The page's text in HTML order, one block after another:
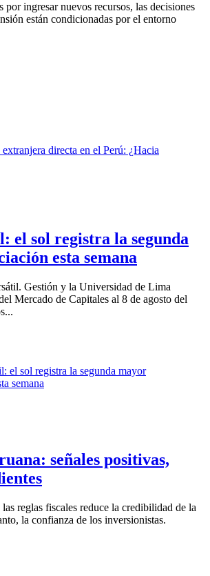
por ingresar nuevos recursos, las decisiones
están condicionadas por el entorno
el sol registra la segunda
esta semana
Gestión y la Universidad de Lima
Mercado de Capitales al 8 de agosto del
señales positivas,
reglas fiscales reduce la credibilidad de la
la confianza de los inversionistas.